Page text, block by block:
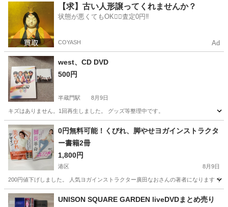
西新宿五丁目駅 DVD/ブルーレイ
【求】古い人形譲ってくれませんか？
状態が悪くてもOK🙆‍♀️査定0円‼️
COYASH Ad
west、CD DVD
500円
半蔵門駅 8月9日
キズはありません。1回再生しました。 グッズ等整理中です。
東京 千代田区 半蔵門駅 DVD/ブルーレイ
0円無料可能！くびれ、脚やせヨガインストラクタ
ー書籍2冊
1,800円
港区 8月9日
200円値下げしました。 人気ヨガインストラクター廣田なおさんの著者になります ウ
東京 港区
UNISON SQUARE GARDEN liveDVDまとめ売り